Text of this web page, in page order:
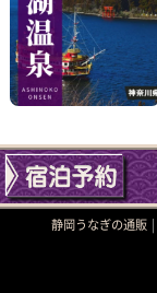
静岡うなぎの通販